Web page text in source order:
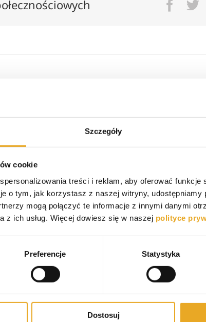
Szczegóły
cookie
treści i reklam, aby oferować funkcje
o tym, jak korzystasz z naszej witryny, udostępniamy
mogą połączyć te informacje z innymi danymi
z ich usług. Więcej dowiesz się w naszej polityce
Preferencje Statystyka
Dostosuj
i produktami pozabankowymi. Moją największą
co z nimi związane. Uwielbiam czytać książki,
i korespondować listownie ze znajomymi
komentarz
komentarz